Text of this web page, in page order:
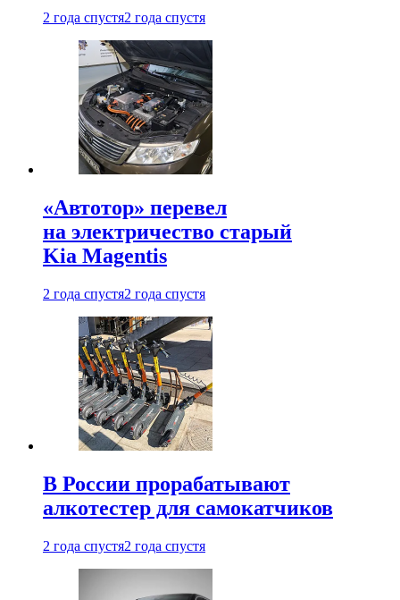
2 года спустя2 года спустя
«Автотор» перевел
на электричество старый
Kia Magentis
2 года спустя2 года спустя
В России прорабатывают
алкотестер для самокатчиков
2 года спустя2 года спустя